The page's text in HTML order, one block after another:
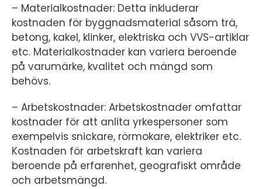
– Materialkostnader: Detta inkluderar
kostnaden för byggnadsmaterial såsom trä,
betong, kakel, klinker, elektriska och VVS-artiklar
etc. Materialkostnader kan variera beroende
på varumärke, kvalitet och mängd som
behövs.
– Arbetskostnader: Arbetskostnader omfattar
kostnader för att anlita yrkespersoner som
exempelvis snickare, rörmokare, elektriker etc.
Kostnaden för arbetskraft kan variera
beroende på erfarenhet, geografiskt område
och arbetsmängd.